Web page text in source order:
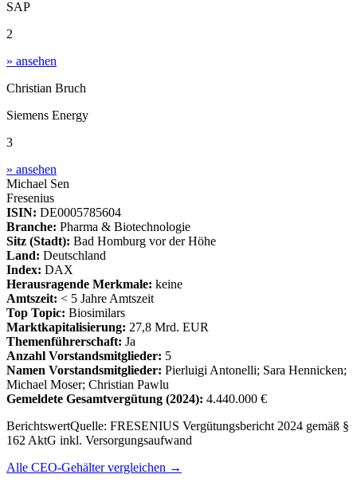
SAP
2
» ansehen
Christian Bruch
Siemens Energy
3
» ansehen
Michael Sen
Fresenius
ISIN: DE0005785604
Branche: Pharma & Biotechnologie
Sitz (Stadt): Bad Homburg vor der Höhe
Land: Deutschland
Index: DAX
Herausragende Merkmale: keine
Amtszeit: < 5 Jahre Amtszeit
Top Topic: Biosimilars
Marktkapitalisierung: 27,8 Mrd. EUR
Themenführerschaft: Ja
Anzahl Vorstandsmitglieder: 5
Namen Vorstandsmitglieder: Pierluigi Antonelli; Sara Hennicken;
Michael Moser; Christian Pawlu
Gemeldete Gesamtvergütung (2024): 4.440.000 €
BerichtswertQuelle: FRESENIUS Vergütungsbericht 2024 gemäß §
162 AktG inkl. Versorgungsaufwand
Alle CEO-Gehälter vergleichen →